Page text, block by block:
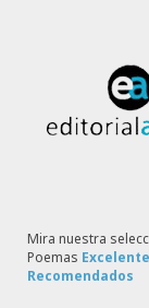
Mira nuestra
Poemas
Recomendados